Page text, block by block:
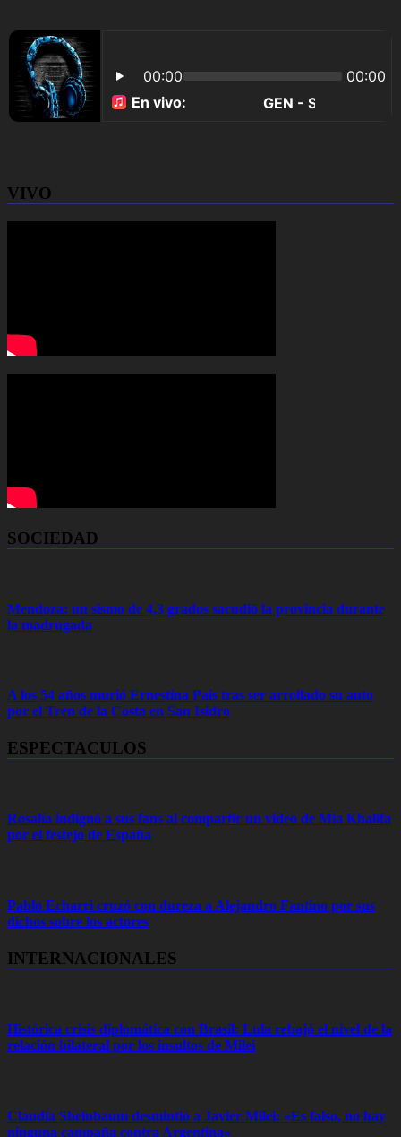
VIVO
SOCIEDAD
Mendoza: un sismo de 4,3 grados sacudió la provincia durante
la madrugada
A los 54 años murió Ernestina Pais tras ser arrollado su auto
por el Tren de la Costa en San Isidro
ESPECTACULOS
Rosalía indignó a sus fans al compartir un video de Mia Khalifa
por el festejo de España
Pablo Echarri cruzó con dureza a Alejandro Fantino por sus
dichos sobre los actores
INTERNACIONALES
Histórica crisis diplomática con Brasil: Lula rebajó el nivel de la
relación bilateral por los insultos de Milei
Claudia Sheinbaum desmintió a Javier Milei: «Es falso, no hay
ninguna campaña contra Argentina»